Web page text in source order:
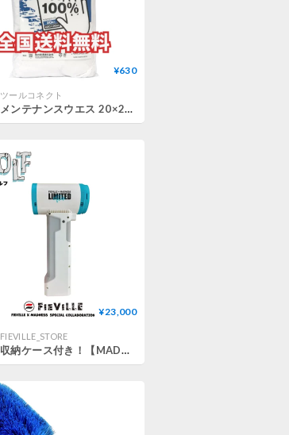
¥630
ツールコネクト
メンテナンスウエス 20×20cm 20枚入 綿100％ 純綿メリヤス 好川産業
¥23,000
FIEVILLE_STORE
収納ケース付き！【MADNESコラボ】WOLF